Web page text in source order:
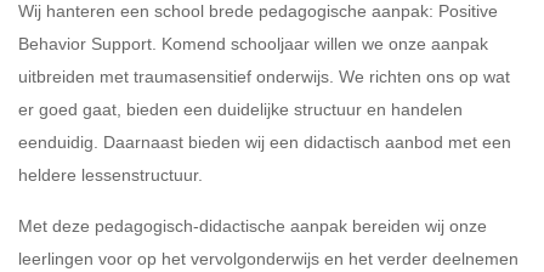
Wij hanteren een school brede pedagogische aanpak: Positive
Behavior Support. Komend schooljaar willen we onze aanpak
uitbreiden met traumasensitief onderwijs. We richten ons op wat
er goed gaat, bieden een duidelijke structuur en handelen
eenduidig. Daarnaast bieden wij een didactisch aanbod met een
heldere lessenstructuur.
Met deze pedagogisch-didactische aanpak bereiden wij onze
leerlingen voor op het vervolgonderwijs en het verder deelnemen